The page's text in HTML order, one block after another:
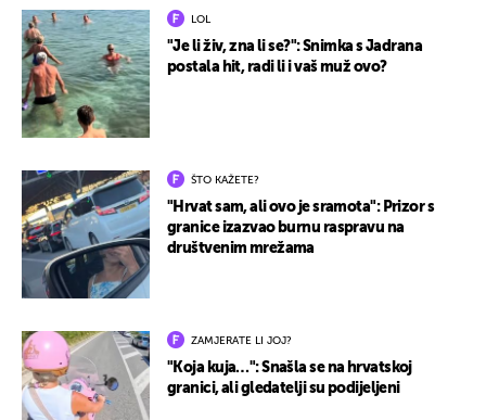
LOL
"Je li živ, zna li se?": Snimka s Jadrana
postala hit, radi li i vaš muž ovo?
ŠTO KAŽETE?
"Hrvat sam, ali ovo je sramota": Prizor s
granice izazvao burnu raspravu na
društvenim mrežama
ZAMJERATE LI JOJ?
"Koja kuja…": Snašla se na hrvatskoj
granici, ali gledatelji su podijeljeni